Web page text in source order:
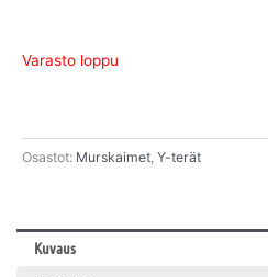
Varasto loppu
Osastot: Murskaimet, Y-terät
Kuvaus